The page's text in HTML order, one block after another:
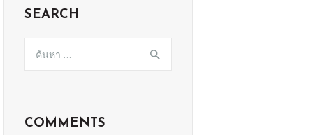
SEARCH
สำหรับ:
COMMENTS